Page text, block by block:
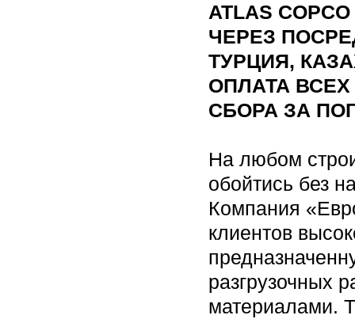
ATLAS
ЧЕРЕЗ
ТУРЦИЯ,
ОПЛАТА
СБОРА ЗА
На любом
обойтись без
Компания
клиентов
разгрузочных
материалами.